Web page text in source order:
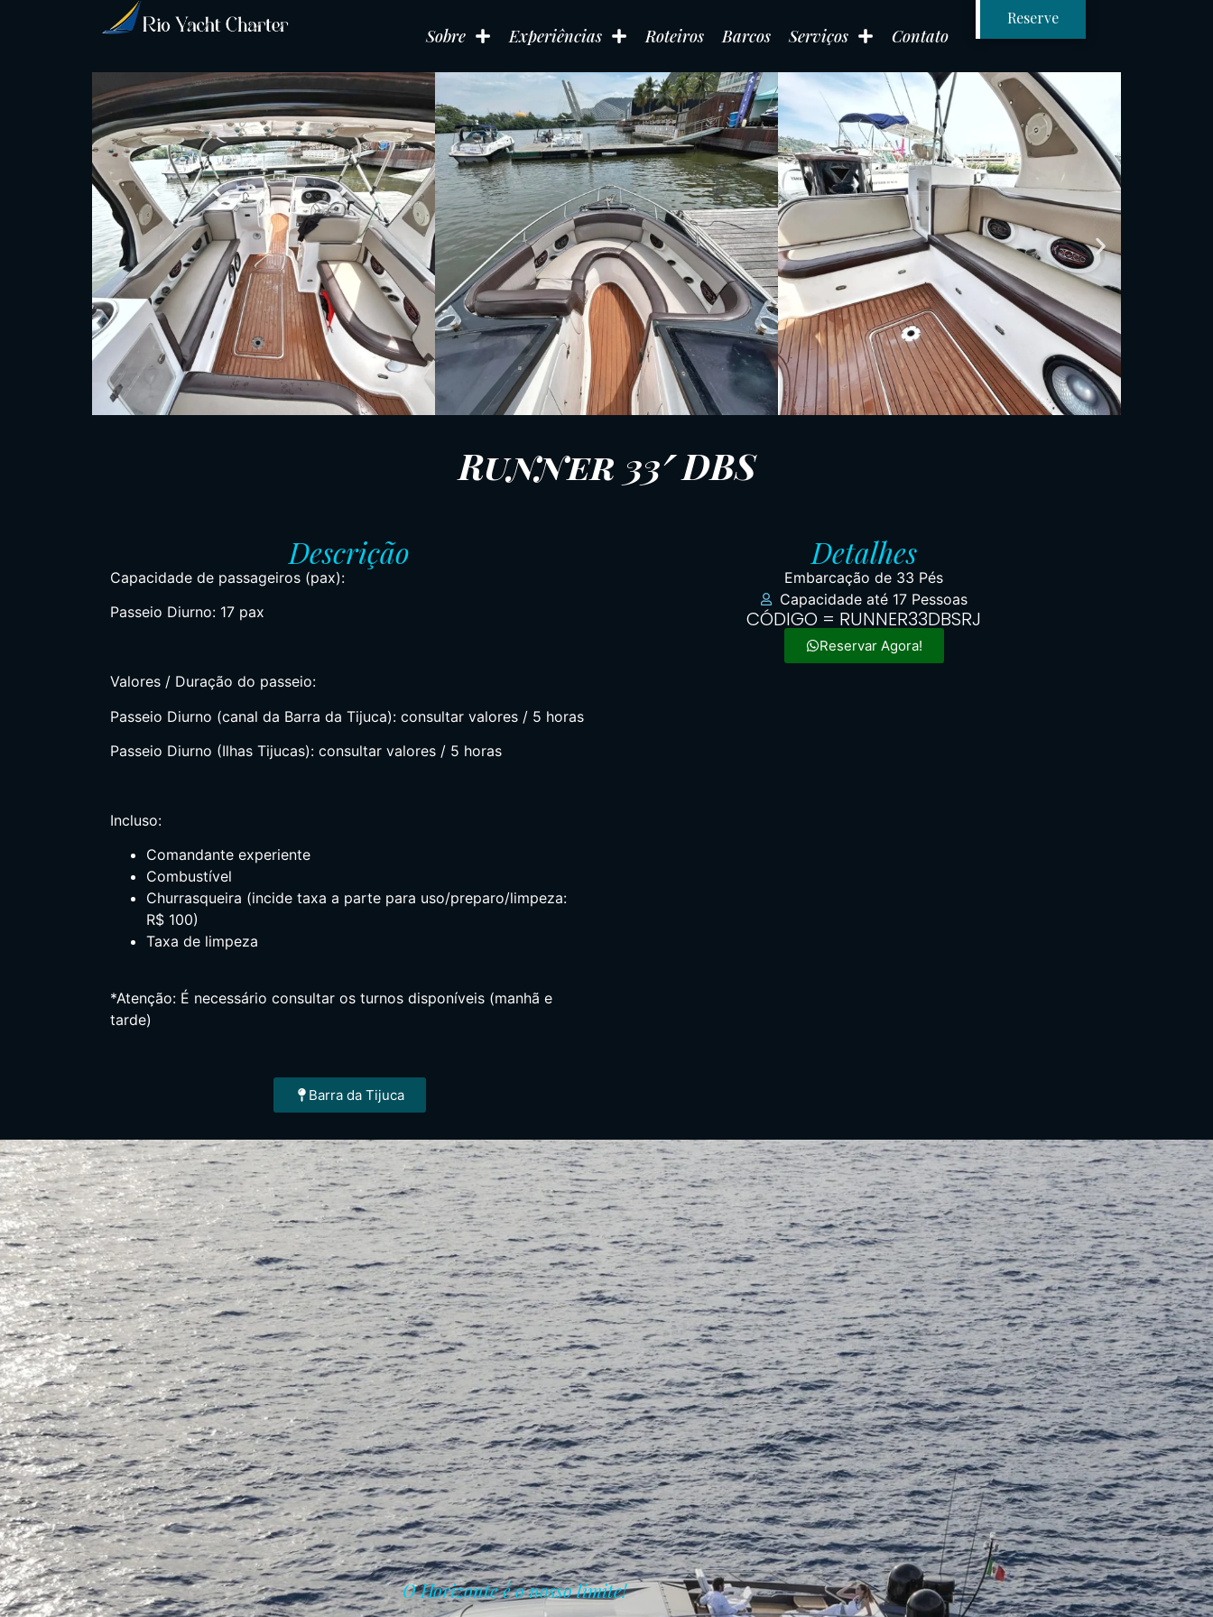
Sobre Experiências Roteiros Barcos Serviços Contato
Reserve
Runner 33′ DBS
Descrição
Capacidade de passageiros (pax):
Passeio Diurno: 17 pax
Valores / Duração do passeio:
Passeio Diurno (canal da Barra da Tijuca): consultar valores / 5 horas
Passeio Diurno (Ilhas Tijucas): consultar valores / 5 horas
Incluso:
Comandante experiente
Combustível
Churrasqueira (incide taxa a parte para uso/preparo/limpeza:
R$ 100)
Taxa de limpeza
*Atenção: É necessário consultar os turnos disponíveis (manhã e
tarde)
Barra da Tijuca
Detalhes
Embarcação de 33 Pés
Capacidade até 17 Pessoas
CÓDIGO = RUNNER33DBSRJ
Reservar Agora!
O Horizonte é o nosso limite!